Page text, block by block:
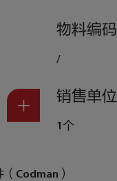
物料编码
/
销售单位
1个
（Codman）